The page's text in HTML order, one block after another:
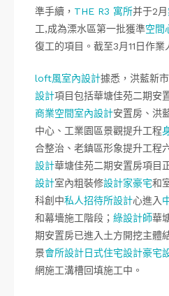
準手續， THE R3 寓所并于2月
工,成為溧水區第一批獲準空間
復工的項目。截至3月11日作業
loft風室內設計據悉，洪藍新
設計項目包括華塘佳苑二期安
商業空間室內設計安置房、洪
中心、工業園區景觀提升工程
合整治、老鎮區形象提升工程
設計華塘佳苑二期安置房項目
設計室內粗裝修設計家豪宅和
科創中私人招待所設計心進入
和幕墻施工階段； 綠設計師華
期安置房已進入土方開挖主體
景會所設計日式住宅設計豪宅
網施工溝槽回填施工中。